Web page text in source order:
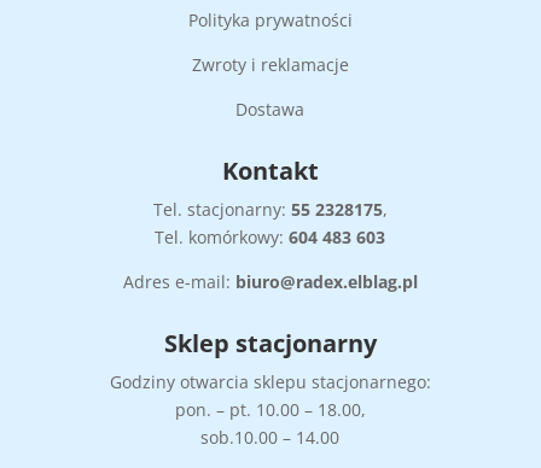
Polityka prywatności
Zwroty i reklamacje
Dostawa
Kontakt
Tel. stacjonarny: 55 2328175,
Tel. komórkowy:604 483 603
Adres e-mail: biuro@radex.elblag.pl
Sklep stacjonarny
Godziny otwarcia sklepu stacjonarnego:
pon. – pt. 10.00 – 18.00,
sob.10.00 – 14.00